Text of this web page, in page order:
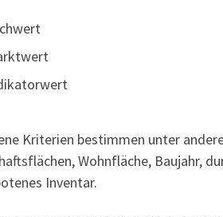
Kriterien bestimmen unter
Wohnfläche, Baujahr,
Inventar.